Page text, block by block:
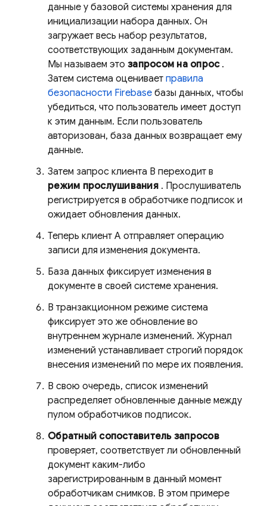
данные у базовой системы хранения для
инициализации набора данных. Он
загружает весь набор результатов,
соответствующих заданным документам.
Мы называем это запросом на опрос.
Затем система оценивает правила
безопасности Firebase базы данных, чтобы
убедиться, что пользователь имеет доступ
к этим данным. Если пользователь
авторизован, база данных возвращает ему
данные.
Затем запрос клиента B переходит в
режим прослушивания. Прослушиватель
регистрируется в обработчике подписок и
ожидает обновления данных.
Теперь клиент А отправляет операцию
записи для изменения документа.
База данных фиксирует изменения в
документе в своей системе хранения.
В транзакционном режиме система
фиксирует это же обновление во
внутреннем журнале изменений. Журнал
изменений устанавливает строгий порядок
внесения изменений по мере их появления.
В свою очередь, список изменений
распределяет обновленные данные между
пулом обработчиков подписок.
Обратный сопоставитель запросов
проверяет, соответствует ли обновленный
документ каким-либо
зарегистрированным в данный момент
обработчикам снимков. В этом примере